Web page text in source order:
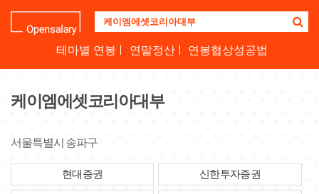
업
명
하
테마별 연봉 연말정산 연봉협상성공법
케이엠에셋코리아대부
서울특별시 송파구
현대증권 신한투자증권